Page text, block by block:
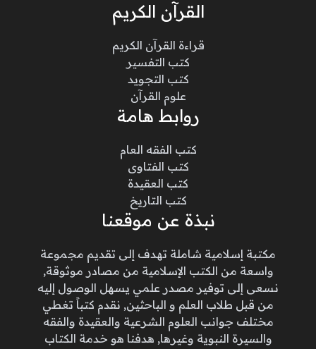
القرآن الكريم
قراءة القرآن الكريم
كتب التفسير
كتب التجويد
علوم القرآن
روابط هامة
كتب الفقه العام
كتب الفتاوى
كتب العقيدة
كتب التاريخ
نبذة عن موقعنا
مكتبة إسلامية شاملة تهدف إلى تقديم مجموعة
واسعة من الكتب الإسلامية من مصادر موثوقة,
نسعى إلى توفير مصدر علمي يسهل الوصول إليه
من قبل طلاب العلم و الباحثين, نقدم كتباً تغطي
مختلف جوانب العلوم الشرعية والعقيدة والفقه
والسيرة النبوية وغيرها, هدفنا هو خدمة الكتاب